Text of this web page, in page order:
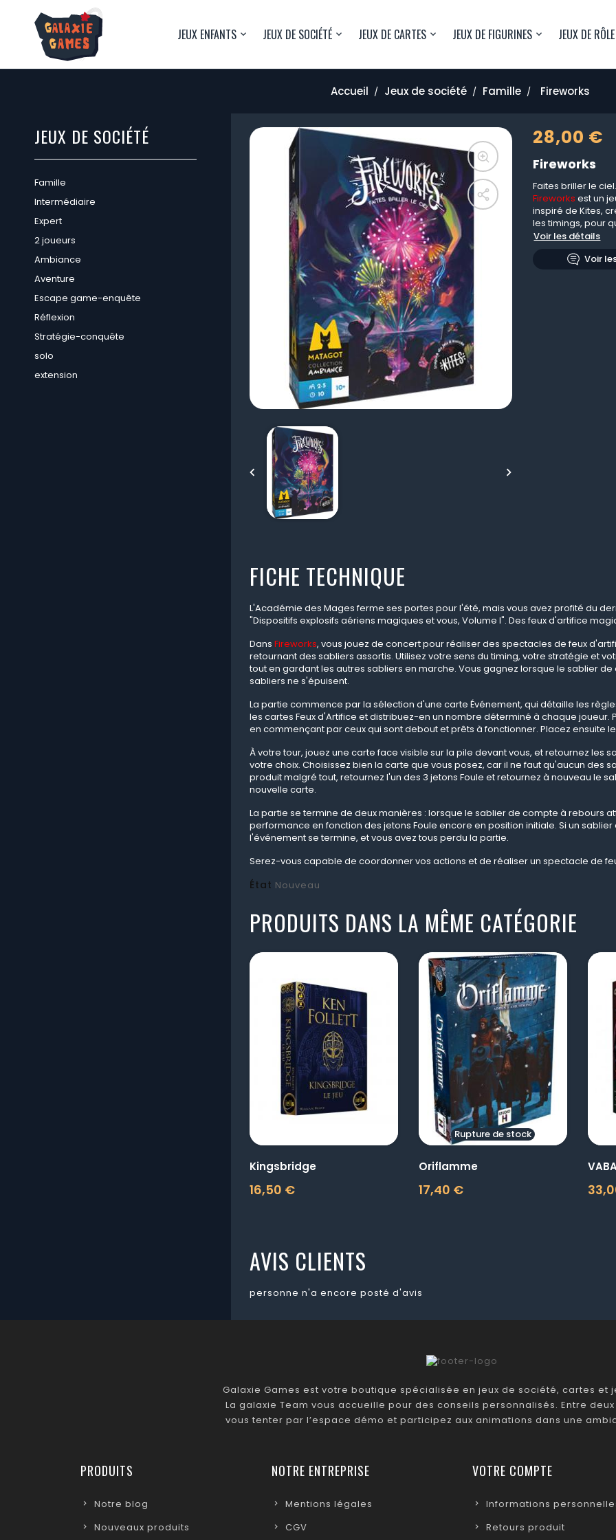
JEUX ENFANTS JEUX DE SOCIÉTÉ JEUX DE CARTES JEUX DE FIGURINES JEUX DE RÔLE
Accueil Jeux de société Famille Fireworks
JEUX DE SOCIÉTÉ
Famille
Intermédiaire
Expert
2 joueurs
Ambiance
Aventure
Escape game-enquête
Réflexion
Stratégie-conquête
solo
extension
 
28,00 €
Fireworks
Faites briller le
Fireworks est un
inspiré de Kites,
les timings, pour
Voir les détails
Voir
FICHE TECHNIQUE
L'Académie des Mages ferme ses portes pour l'été, mais vous avez profité du
"Dispositifs explosifs aériens magiques et vous, Volume I". Des feux d'artifice
Dans Fireworks, vous jouez de concert pour réaliser des spectacles de feux
retournant des sabliers assortis. Utilisez votre sens du timing, votre stratégie et
tout en gardant les autres sabliers en marche. Vous gagnez lorsque le sablier
sabliers ne s'épuisent.
La partie commence par la sélection d'une carte Événement, qui détaille les
les cartes Feux d'Artifice et distribuez-en un nombre déterminé à chaque joueur.
en commençant par ceux qui sont debout et prêts à fonctionner. Placez ensuite
À votre tour, jouez une carte face visible sur la pile devant vous, et retournez
votre choix. Choisissez bien la carte que vous posez, car il ne faut qu'aucun des
produit malgré tout, retournez l'un des 3 jetons Foule et retournez à nouveau le
nouvelle carte.
La partie se termine de deux manières : lorsque le sablier de compte à rebours
performance en fonction des jetons Foule encore en position initiale. Si un
l'événement se termine, et vous avez tous perdu la partie.
Serez-vous capable de coordonner vos actions et de réaliser un spectacle de
État Nouveau
PRODUITS DANS LA MÊME CATÉGORIE
visibility
Kingsbridge
16,50 €
Prix
visibility
Rupture de stock
Oriflamme
17,40 €
Prix Prix
AVIS CLIENTS
personne n'a encore posté d'avis
Galaxie Games est votre boutique spécialisée en jeux de société, cartes et
La galaxie Team vous accueille pour des conseils personnalisés. Entre
vous tenter par l’espace démo et participez aux animations dans une
PRODUITS
Notre blog
Nouveaux produits
NOTRE ENTREPRISE
Mentions légales
CGV
VOTRE COMPTE
Informations
Retours produit